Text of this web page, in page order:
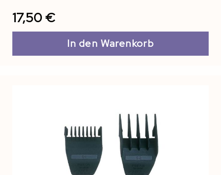
17,50 €
In den Warenkorb